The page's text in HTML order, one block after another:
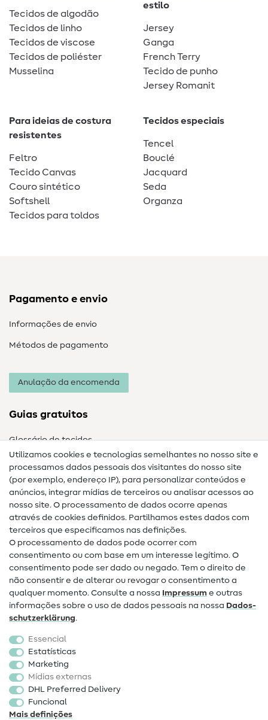
Tecidos de algodão
Tecidos de linho
Tecidos de viscose
Tecidos de poliéster
Musselina
estilo
Jersey
Ganga
French Terry
Tecido de punho
Jersey Romanit
Para ideias de costura
resistentes
Feltro
Tecido Canvas
Couro sintético
Softshell
Tecidos para toldos
Tecidos especiais
Tencel
Bouclé
Jacquard
Seda
Organza
Pagamento e envio
Informações de envio
Métodos de pagamento
Anulação da encomenda
Guias gratuitos
Glossário de tecidos
Guias de costura
Ajuda e contacto
Contacto
Mudança de proprietário
Perguntas frequentes (FAQ)
Direito de cancelamento
Popular
Tecidos
Acessórios de costura
Promoção
Utilizamos cookies e tecnologias semelhantes no nosso site e
processamos dados pessoais dos visitantes do nosso site
(por exemplo, endereço IP), para personalizar conteúdos e
anúncios, integrar mídias de terceiros ou analisar acessos ao
nosso site. O processamento de dados ocorre apenas
através de cookies definidos. Partilhamos estes dados com
terceiros que especificamos nas definições.
O processamento de dados pode ocorrer com
consentimento ou com base em um interesse legítimo. O
consentimento pode ser dado ou negado. Tem o direito de
não consentir e de alterar ou revogar o consentimento a
qualquer momento. Consulte a nossa Impressum e outras
informações sobre o uso de dados pessoais na nossa Dados­
schutz­erklärung.
Essencial
Estatísticas
Marketing
Mídias externas
DHL Preferred Delivery
Funcional
Mais definições